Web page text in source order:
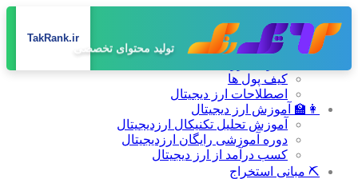
طراحی سایت حرفه‌ای
TakRank.ir
صفحه اصلی
📚 دانشنامه
کیف پول ها
اصطلاحات ارز دیجیتال
👩‍🏫 آموزش ارز دیجیتال
آموزش تحلیل تکنیکال ارزدیجیتال
دوره آموزشی رایگان ارزدیجیتال
کسب درآمد از ارز دیجیتال
⛏ مبانی استخراج